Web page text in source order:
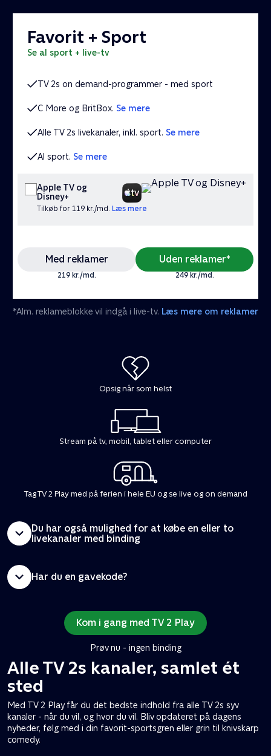
Favorit + Sport
se al sport + live-tv
TV 2s on demand-programmer - med sport
C More og BritBox. Se mere
Alle TV 2s livekanaler, inkl. sport. Se mere
Al sport. Se mere
Apple TV og
Disney+
Tilkøb for 119 kr./md. Læs mere
Med reklamer
219 kr./md.
Uden reklamer*
249 kr./md.
*Alm. reklameblokke vil indgå i live-tv. Læs mere om reklamer
Opsig når som helst
Stream på tv, mobil, tablet eller computer
Tag TV 2 Play med på ferien i hele EU og se live og on demand
Du har også mulighed for at købe en eller to
livekanaler med binding
Har du en gavekode?
Kom i gang med TV 2 Play
Prøv nu - ingen binding
Alle TV 2s kanaler, samlet ét
sted
Med TV 2 Play får du det bedste indhold fra alle TV 2s syv
kanaler - når du vil, og hvor du vil. Bliv opdateret på dagens
nyheder, følg med i din favorit-sportsgren eller grin til knivskarp
comedy.